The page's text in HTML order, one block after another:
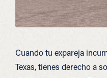
Cuando tu expareja
Texas, tienes derecho a